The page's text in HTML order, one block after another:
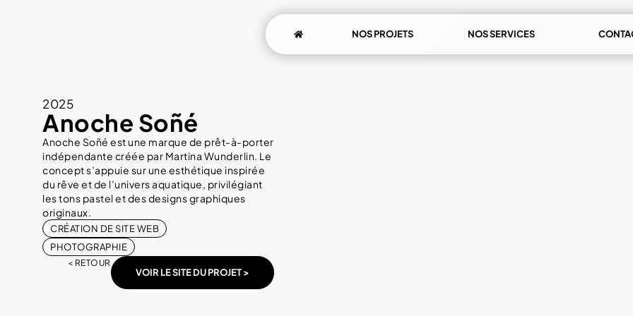
NOS PROJETS NOS SERVICES
2025
Anoche Soñé
Anoche Soñé est une marque de prêt-à-porter
indépendante créée par Martina Wunderlin. Le
concept s’appuie sur une esthétique inspirée
du rêve et de l’univers aquatique, privilégiant
les tons pastel et des designs graphiques
originaux.
CRÉATION DE SITE WEB
PHOTOGRAPHIE
VOIR LE SITE DU PROJET >
< RETOUR